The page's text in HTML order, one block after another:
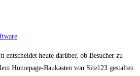
heute darüber, ob Besucher zu
Homepage-Baukasten von Site123 gestalten